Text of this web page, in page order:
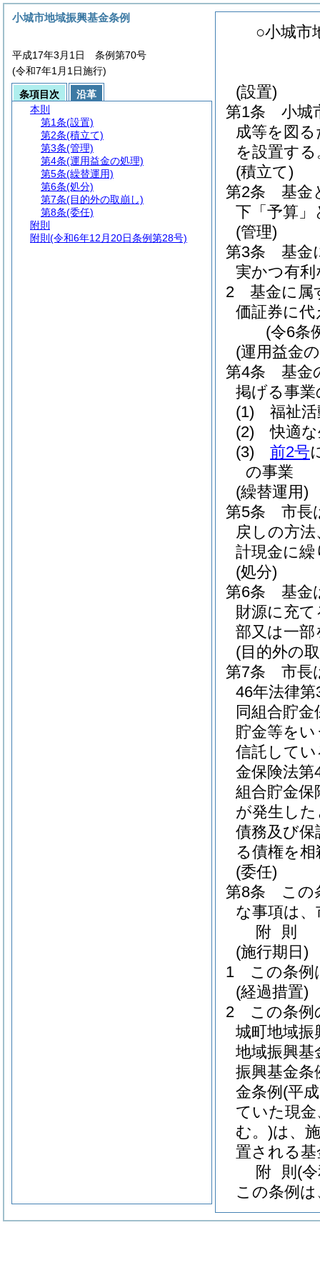
○小城市
(設置)
第1条
小城
成等を図
を設置する
(積立て)
第2条
基金
下「予算」
(管理)
第3条
基金
実かつ有
2
基金に属
価証券に
(令6条
(運用益金
第4条
基金
掲げる事
(1)
福祉
(2)
快適
(3)
前2号
の事業
(繰替運用)
第5条
市長
戻しの方
計現金に
(処分)
第6条
基金
財源に充
部又は一
(目的外の
第7条
市長
46年法律第
同組合貯金
貯金等を
信託して
金保険法第
組合貯金保
が発生し
債務及び
る債権を
(委任)
第8条
この
な事項は
附 則
(施行期日)
1
この条例
(経過措置)
2
この条例
城町地域振
地域振興基
振興基金条
金条例 (平
ていた現
む。)は、
置される
附 則 (
この条例
小城市地域振興基金条例
平成17年3月1日 条例第70号
(令和7年1月1日施行)
条項目次
沿革
本則
第1条(設置)
第2条(積立て)
第3条(管理)
第4条(運用益金の処理)
第5条(繰替運用)
第6条(処分)
第7条(目的外の取崩し)
第8条(委任)
附則
附則 (令和6年12月20日条例第28号)